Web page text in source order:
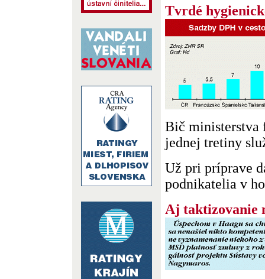
Tvrdé
Bič
jednej tretiny
Už pri príprave
podnikatelia v
Aj taktizovanie